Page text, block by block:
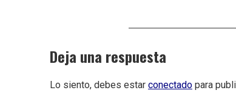
Deja una respuesta
Lo siento, debes estar conectado para